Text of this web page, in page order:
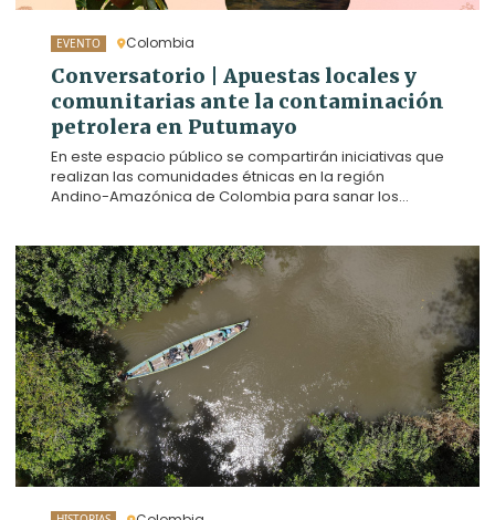
EVENTO Colombia
Conversatorio | Apuestas locales y
comunitarias ante la contaminación
petrolera en Putumayo
En este espacio público se compartirán iniciativas que
realizan las comunidades étnicas en la región
Andino-Amazónica de Colombia para sanar los
de soluciones a los retos en acceso a la justicia y
reparación que enfrentan los territorios
afrodescendientes e indígenas.